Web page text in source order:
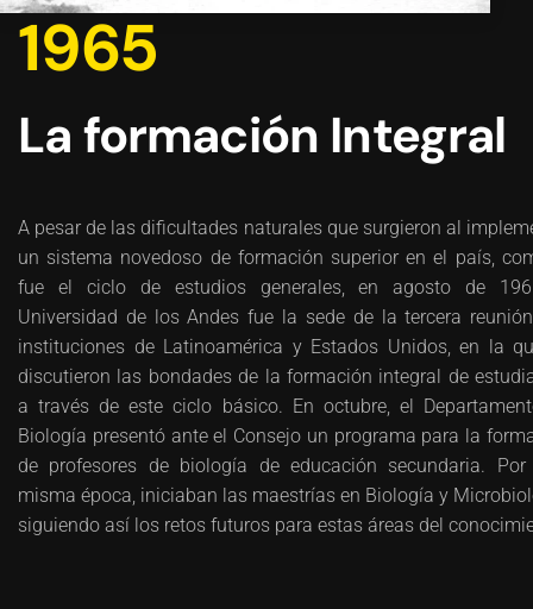
1965
La formación Integral
A pesar de las dificultades naturales que surgieron al
un sistema novedoso de formación superior en el país,
fue el ciclo de estudios generales, en agosto de
Universidad de los Andes fue la sede de la tercera
instituciones de Latinoamérica y Estados Unidos, en la
discutieron las bondades de la formación integral de
a través de este ciclo básico. En octubre, el
Biología presentó ante el Consejo un programa para la
de profesores de biología de educación secundaria. Por
misma época, iniciaban las maestrías en Biología y
siguiendo así los retos futuros para estas áreas del